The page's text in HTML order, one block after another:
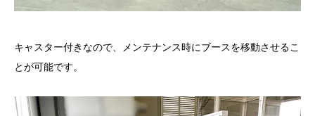
キャスター付きなので、メンテナンス時にブースを移動させるこ
とが可能です。